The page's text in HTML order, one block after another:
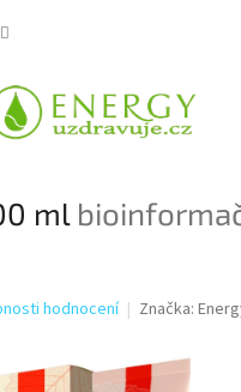
ml
hodnocení Značka: